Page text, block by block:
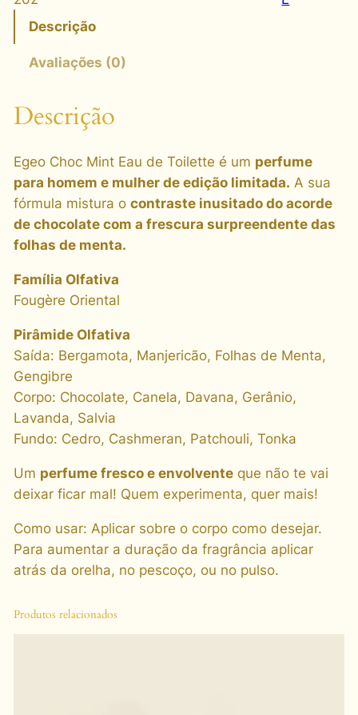
T
E
C
H
O
C
I
N
T
,
9
0
M
L
u
a
t
i
d
d
Descrição
Avaliações (0)
Descrição
Egeo Choc Mint Eau de Toilette é um perfume
para homem e mulher de edição limitada. A sua
fórmula mistura o contraste inusitado do acorde
de chocolate com a frescura surpreendente das
folhas de menta.
Família Olfativa
Fougère Oriental
Pirâmide Olfativa
Saída: Bergamota, Manjericão, Folhas de Menta,
Gengibre
Corpo: Chocolate, Canela, Davana, Gerânio,
Lavanda, Salvia
Fundo: Cedro, Cashmeran, Patchouli, Tonka
Um perfume fresco e envolventeque não te vai
deixar ficar mal! Quem experimenta, quer mais!
Como usar: Aplicar sobre o corpo como desejar.
Para aumentar a duração da fragrância aplicar
atrás da orelha, no pescoço, ou no pulso.
Produtos relacionados